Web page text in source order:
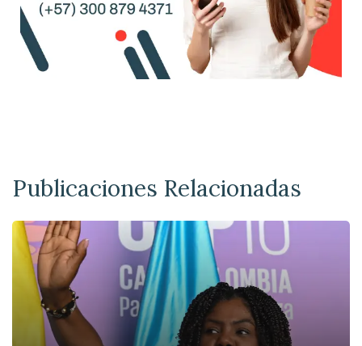
Publicaciones Relacionadas